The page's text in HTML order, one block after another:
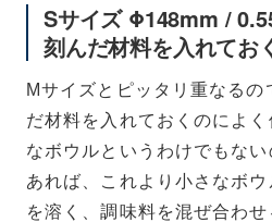
Sサイズ Φ148mm /
刻んだ材料を入れてお
Mサイズとピッタリ重なる
だ材料を入れておくのによ
なボウルというわけでもな
あれば、これより小さなボ
を溶く、調味料を混ぜ合わ